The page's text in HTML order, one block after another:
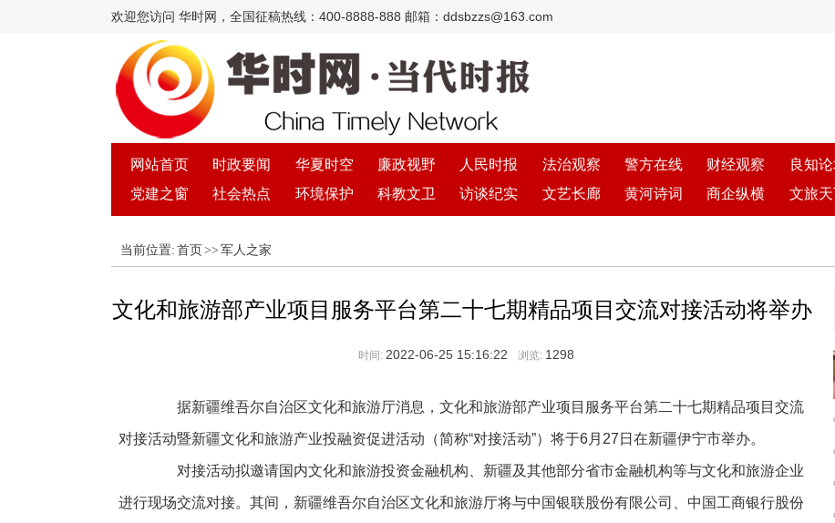
欢迎您访问 华时网，全国征稿热线：400-8888-888 邮箱：ddsbzzs@163.com
网站首页 时政要闻 华夏时空 廉政视野 人民时报 法治观察 警方在线 财经观察 良知
党建之窗
社会热点 环境保护 科教文卫 访谈纪实 文艺长廊 黄河诗词 商企纵横 文旅
当前位置: 首页 >> 军人之家
文化和旅游部产业项目服务平台第二十七期精品项目交流对接活动将举办
时间: 2022-06-25 15:16:22 浏览: 1298
据新疆维吾尔自治区文化和旅游厅消息，文化和旅游部产业项目服务平台第二十七期精品项目交流
对接活动暨新疆文化和旅游产业投融资促进活动（简称“对接活动”）将于6月27日在新疆伊宁市举办。
对接活动拟邀请国内文化和旅游投资金融机构、新疆及其他部分省市金融机构等与文化和旅游企业
进行现场交流对接。其间，新疆维吾尔自治区文化和旅游厅将与中国银联股份有限公司、中国工商银行股份